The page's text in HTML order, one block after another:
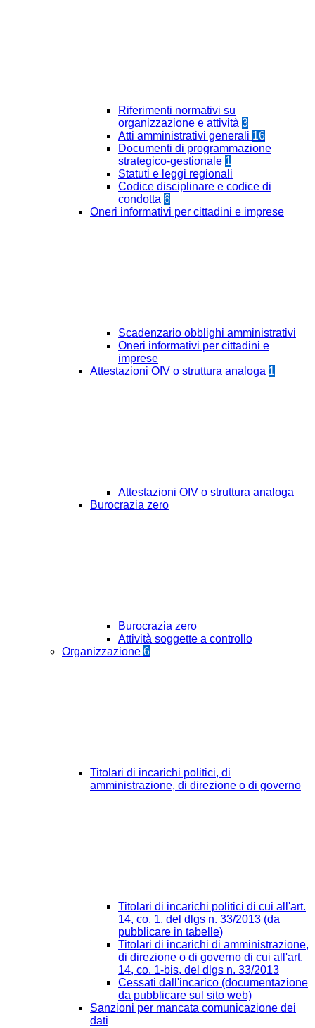
Riferimenti normativi su
organizzazione e attività 3
Atti amministrativi generali 16
Documenti di programmazione
strategico-gestionale 1
Statuti e leggi regionali
Codice disciplinare e codice di
condotta 6
Oneri informativi per cittadini e imprese
Scadenzario obblighi amministrativi
Oneri informativi per cittadini e
imprese
Attestazioni OIV o struttura analoga 1
Attestazioni OIV o struttura analoga
Burocrazia zero
Burocrazia zero
Attività soggette a controllo
Organizzazione 6
Titolari di incarichi politici, di
amministrazione, di direzione o di governo
Titolari di incarichi politici di cui all'art.
14, co. 1, del dlgs n. 33/2013 (da
pubblicare in tabelle)
Titolari di incarichi di amministrazione,
di direzione o di governo di cui all'art.
14, co. 1-bis, del dlgs n. 33/2013
Cessati dall'incarico (documentazione
da pubblicare sul sito web)
Sanzioni per mancata comunicazione dei
dati